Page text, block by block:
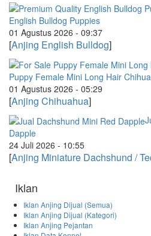
English Bulldog Puppies
01 Agustus 2026 - 09:37
[Anjing English Bulldog]
Puppy Female Mini Long Hair
01 Agustus 2026 - 05:29
[Anjing Chihuahua]
Dapple
24 Juli 2026 - 10:55
[Anjing Miniature Dachshund /
Iklan
Iklan Anjing Dijual (Semua)
Iklan Anjing Dijual (Kategori)
Iklan Anjing Pejantan